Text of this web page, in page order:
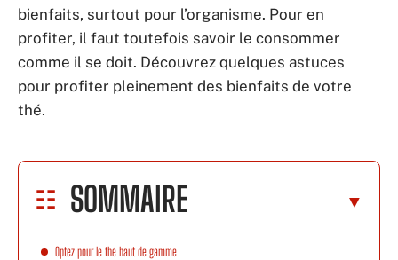
bienfaits, surtout pour l’organisme. Pour en
profiter, il faut toutefois savoir le consommer
comme il se doit. Découvrez quelques astuces
pour profiter pleinement des bienfaits de votre
thé.
SOMMAIRE
Optez pour le thé haut de gamme